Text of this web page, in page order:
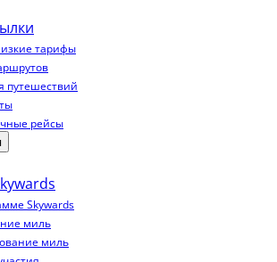
тарифы
путешествий
рейсы
Skywards
миль
миль